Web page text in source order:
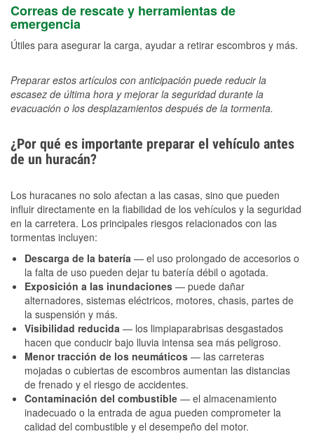
Correas de rescate y herramientas de
emergencia
Útiles para asegurar la carga, ayudar a retirar escombros y más.
Preparar estos artículos con anticipación puede reducir la
escasez de última hora y mejorar la seguridad durante la
evacuación o los desplazamientos después de la tormenta.
¿Por qué es importante preparar el vehículo antes
de un huracán?
Los huracanes no solo afectan a las casas, sino que pueden
influir directamente en la fiabilidad de los vehículos y la seguridad
en la carretera. Los principales riesgos relacionados con las
tormentas incluyen:
Descarga de la batería — el uso prolongado de accesorios o
la falta de uso pueden dejar tu batería débil o agotada.
Exposición a las inundaciones — puede dañar
alternadores, sistemas eléctricos, motores, chasis, partes de
la suspensión y más.
Visibilidad reducida — los limpiaparabrisas desgastados
hacen que conducir bajo lluvia intensa sea más peligroso.
Menor tracción de los neumáticos — las carreteras
mojadas o cubiertas de escombros aumentan las distancias
de frenado y el riesgo de accidentes.
Contaminación del combustible — el almacenamiento
inadecuado o la entrada de agua pueden comprometer la
calidad del combustible y el desempeño del motor.